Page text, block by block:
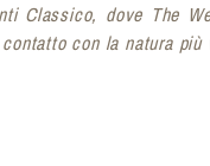
Classico, dove The
con la natura più